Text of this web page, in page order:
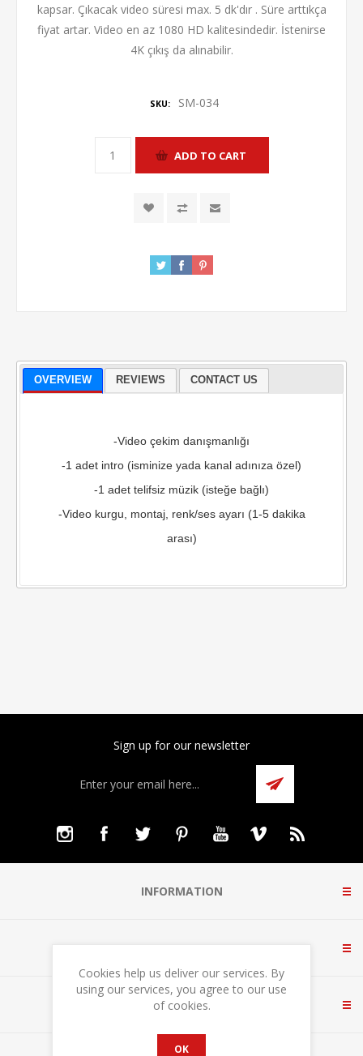
kapsar. Çıkacak video süresi max. 5 dk'dır . Süre arttıkça
fiyat artar. Video en az 1080 HD kalitesindedir. İstenirse
4K çıkış da alınabilir.
SKU: SM-034
OVERVIEW REVIEWS CONTACT US
-Video çekim danışmanlığı
-1 adet intro (isminize yada kanal adınıza özel)
-1 adet telifsiz müzik (isteğe bağlı)
-Video kurgu, montaj, renk/ses ayarı (1-5 dakika
arası)
Sign up for our newsletter
INFORMATION
MY ACCOUNT
Cookies help us deliver our services. By
using our services, you agree to our use
of cookies.
OK